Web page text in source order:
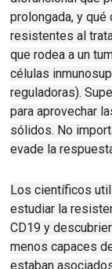
prolongada, y
resistentes al
que rodea a un
células
reguladoras).
para aprovechar
sólidos. No
evade la
Los científicos
estudiar la
CD19 y
menos capaces
estaban